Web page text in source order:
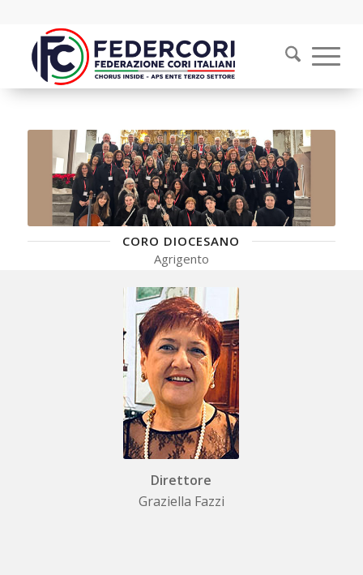
CORO DIOCESANO
Agrigento
Direttore
Graziella Fazzi